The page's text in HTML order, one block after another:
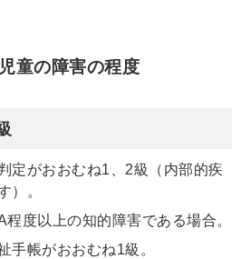
童の障害の程度
定がおおむね1、2級（内部的疾
）。
度以上の知的障害である場合。
手帳がおおむね1級。